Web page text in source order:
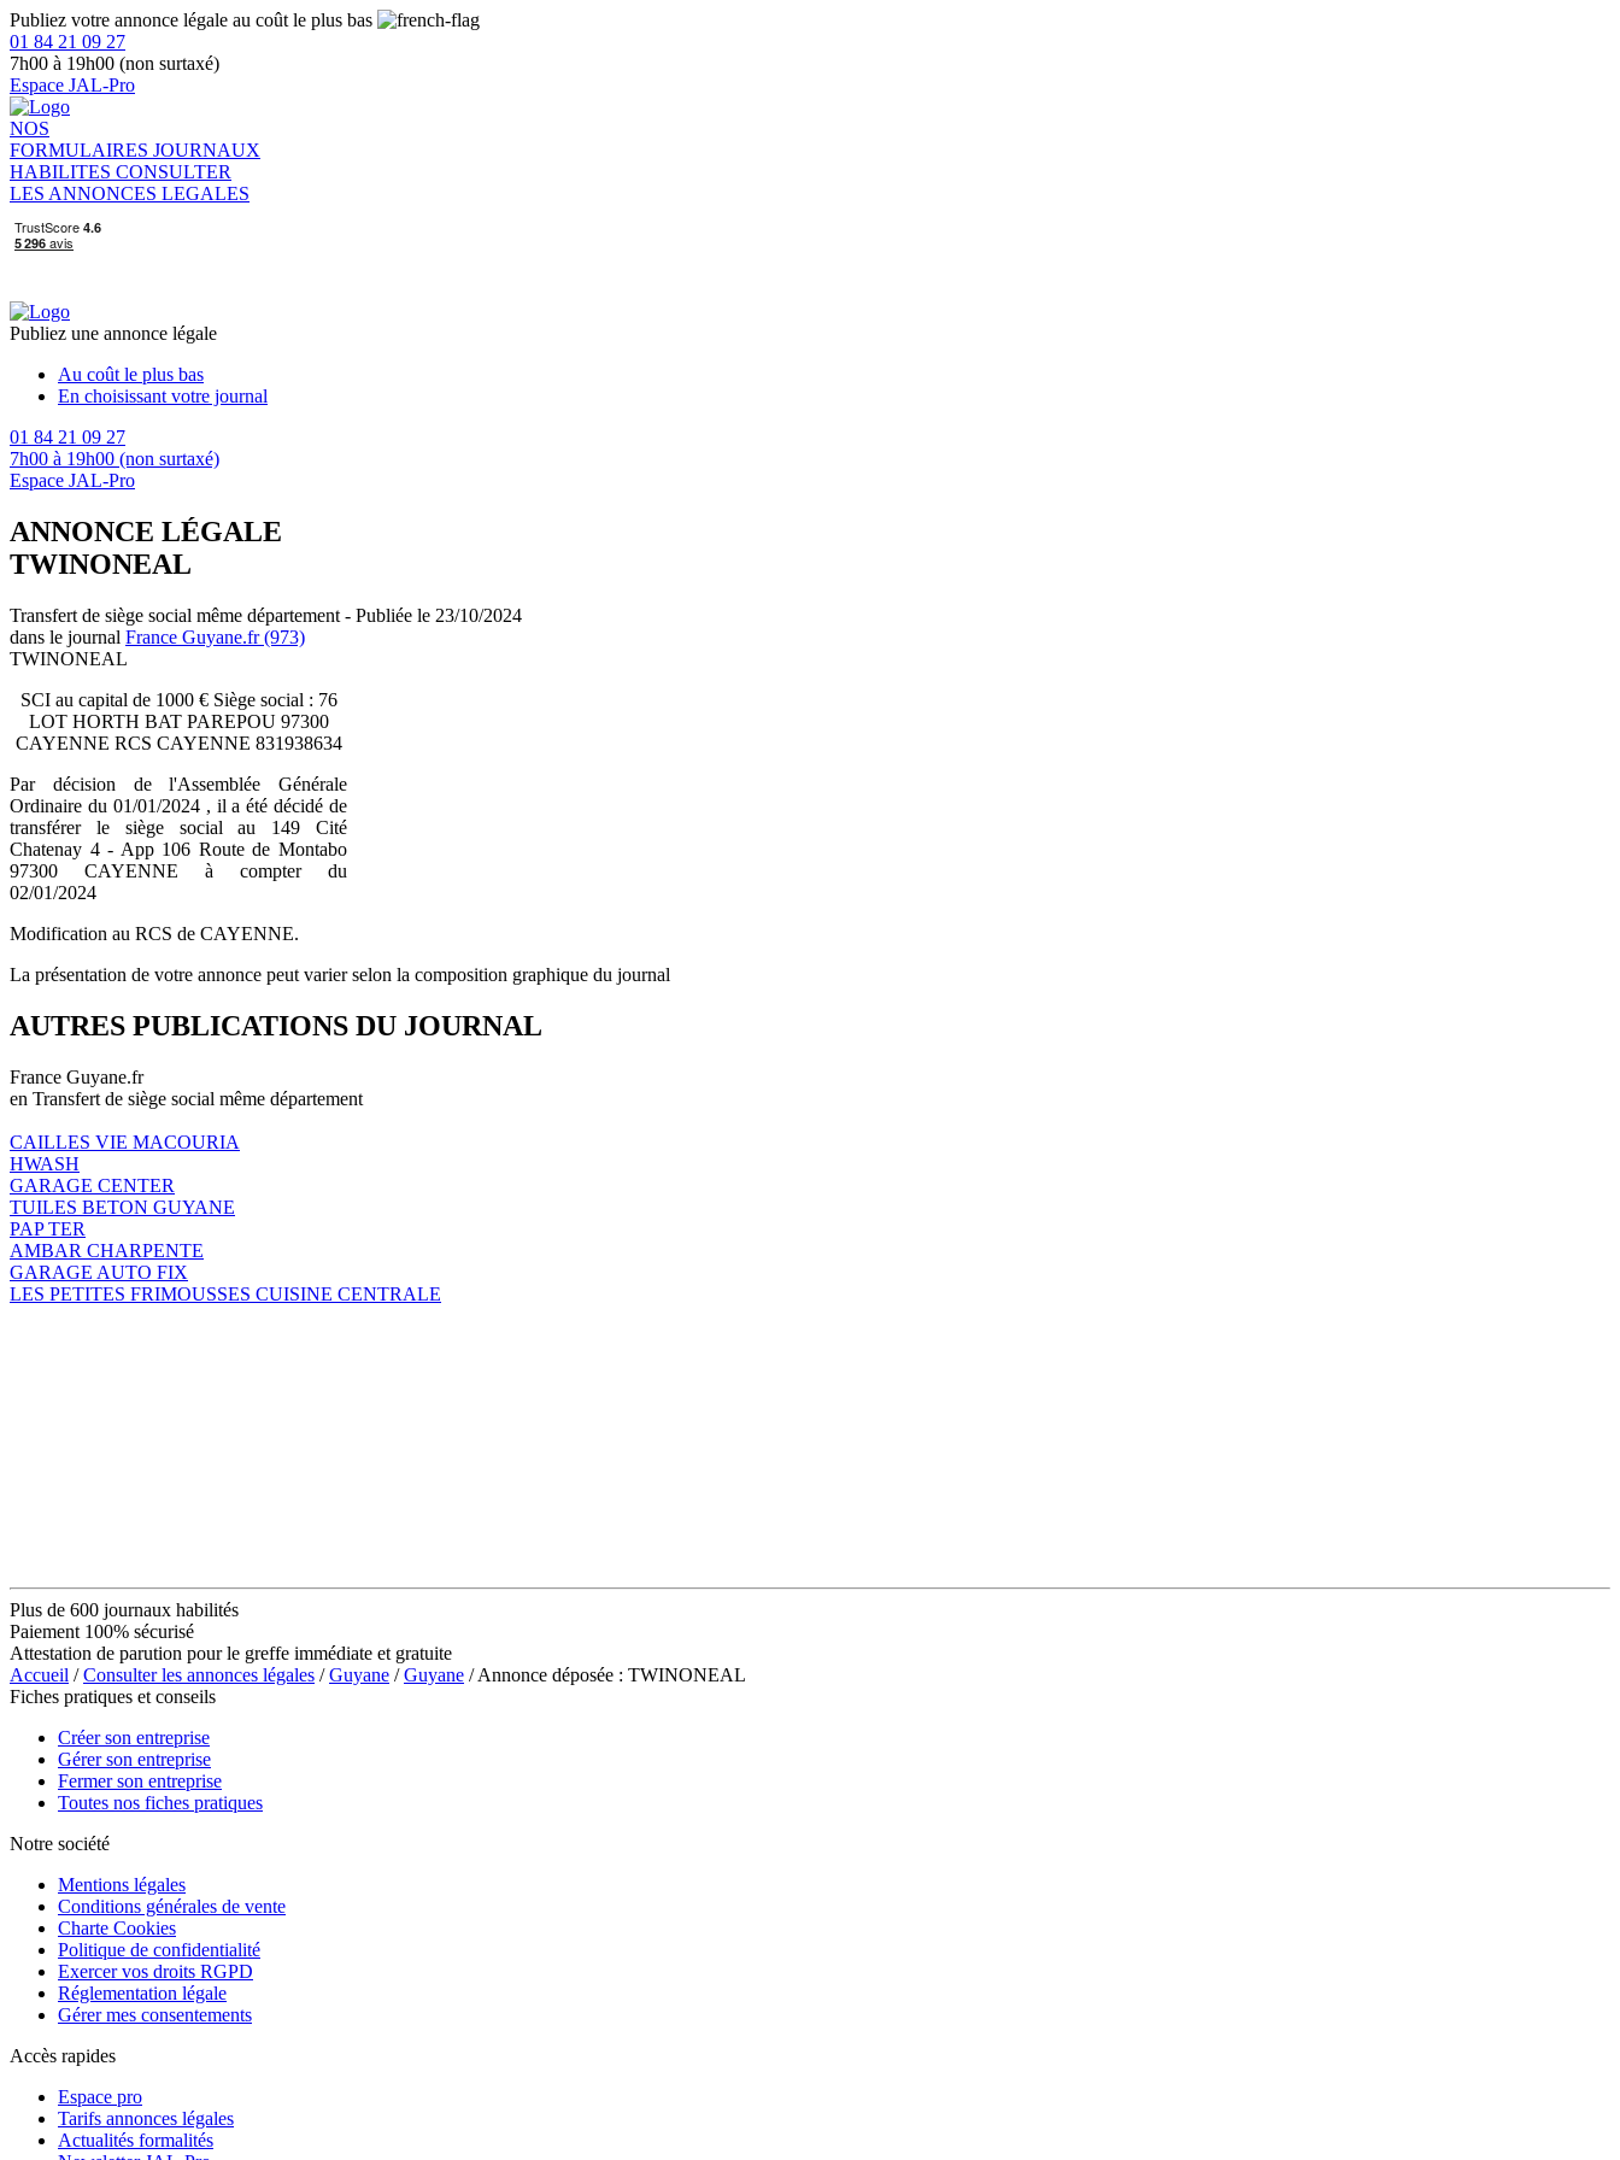
Publiez votre annonce légale au coût le plus bas
01 84 21 09 27
7h00 à 19h00 (non surtaxé)
Espace JAL-Pro
NOS
FORMULAIRES JOURNAUX
HABILITES CONSULTER
LES ANNONCES LEGALES
Publiez une annonce légale
Au coût le plus bas
En choisissant votre journal
01 84 21 09 27
7h00 à 19h00 (non surtaxé)
Espace JAL-Pro
ANNONCE LÉGALE
TWINONEAL
Transfert de siège social même département - Publiée le 23/10/2024
dans le journal France Guyane.fr (973)
TWINONEAL
SCI au capital de 1000 € Siège social : 76
LOT HORTH BAT PAREPOU 97300
CAYENNE RCS CAYENNE 831938634
Par décision de l'Assemblée Générale
Ordinaire du 01/01/2024 , il a été décidé de
transférer le siège social au 149 Cité
Chatenay 4 - App 106 Route de Montabo
97300 CAYENNE à compter du
02/01/2024
Modification au RCS de CAYENNE.
La présentation de votre annonce peut varier selon la composition graphique du journal
AUTRES PUBLICATIONS DU JOURNAL
France Guyane.fr
en Transfert de siège social même département
CAILLES VIE MACOURIA
HWASH
GARAGE CENTER
TUILES BETON GUYANE
PAP TER
AMBAR CHARPENTE
GARAGE AUTO FIX
LES PETITES FRIMOUSSES CUISINE CENTRALE
Plus de 600 journaux habilités
Paiement 100% sécurisé
Attestation de parution pour le greffe immédiate et gratuite
Accueil /Consulter les annonces légales /Guyane /Guyane / Annonce déposée : TWINONEAL
Fiches pratiques et conseils
Créer son entreprise
Gérer son entreprise
Fermer son entreprise
Toutes nos fiches pratiques
Notre société
Mentions légales
Conditions générales de vente
Charte Cookies
Politique de confidentialité
Exercer vos droits RGPD
Réglementation légale
Gérer mes consentements
Accès rapides
Espace pro
Tarifs annonces légales
Actualités formalités